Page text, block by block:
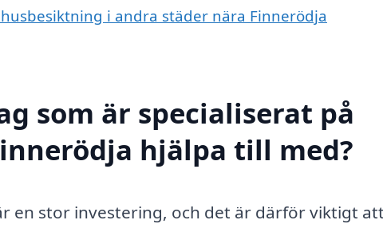
i andra städer nära Finnerödja
som är specialiserat på
hjälpa till med?
en stor investering, och det är därför viktigt